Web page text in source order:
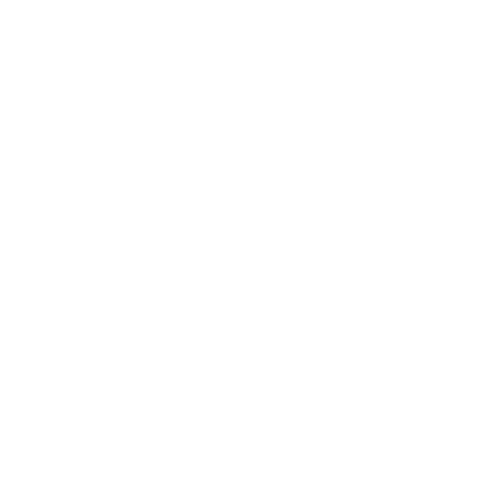
besser gehen als mit einem BBQ-Dinner im
Bauchtanz- und Tanura-Show.
nach Abu Dhabi
gern mit der Manhattan Skyline verglichen wird.
bietet uns herrliche Ausblicke auf die Gärten